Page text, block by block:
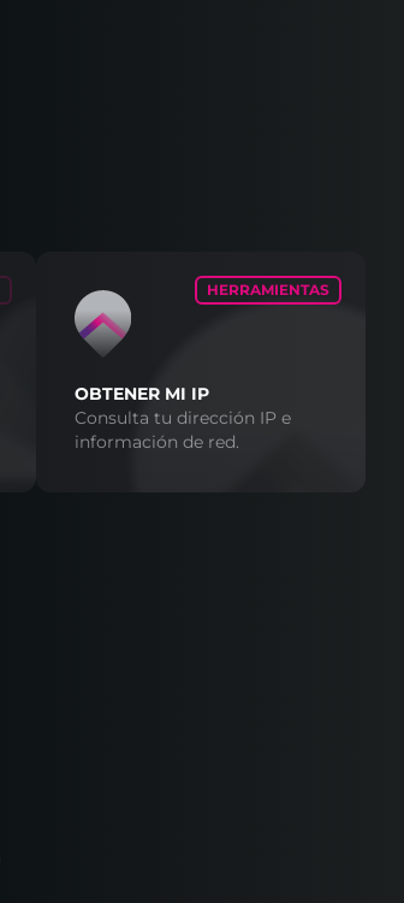
HERRAMIENTAS
OBTENER MI IP
Consulta tu dirección IP e
información de red.